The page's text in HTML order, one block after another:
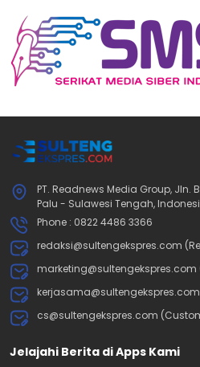
PT. Readnews Media Group, Jln.
Palu - Sulawesi Tengah,
Phone : 0822 4486 3366
redaksi@sultengekspres.com
marketing@sultengekspres.com
cs@sultengekspres.com
Jelajahi Berita di Apps Kami